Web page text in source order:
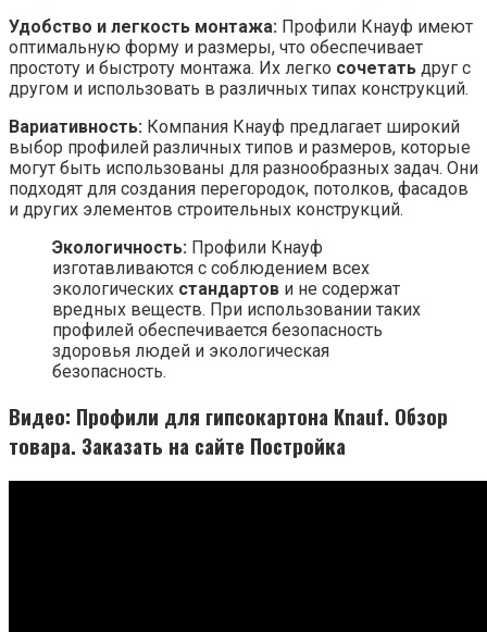
Удобство и легкость монтажа: Профили Кнауф имеют
оптимальную форму и размеры, что обеспечивает
простоту и быстроту монтажа. Их легко сочетать друг с
другом и использовать в различных типах конструкций.
Вариативность: Компания Кнауф предлагает широкий
выбор профилей различных типов и размеров, которые
могут быть использованы для разнообразных задач. Они
подходят для создания перегородок, потолков, фасадов
и других элементов строительных конструкций.
Экологичность: Профили Кнауф
изготавливаются с соблюдением всех
экологических стандартов и не содержат
вредных веществ. При использовании таких
профилей обеспечивается безопасность
здоровья людей и экологическая
безопасность.
Видео: Профили для гипсокартона Knauf. Обзор
товара. Заказать на сайте Постройка